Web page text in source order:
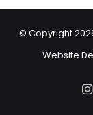
© Copyright
Website